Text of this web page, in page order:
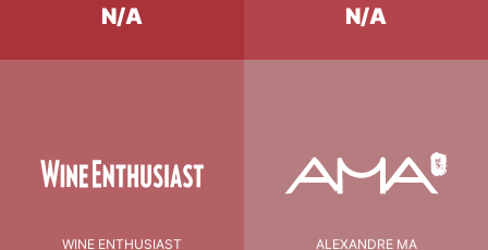
N/A N/A
WINE ENTHUSIAST ALEXANDRE MA